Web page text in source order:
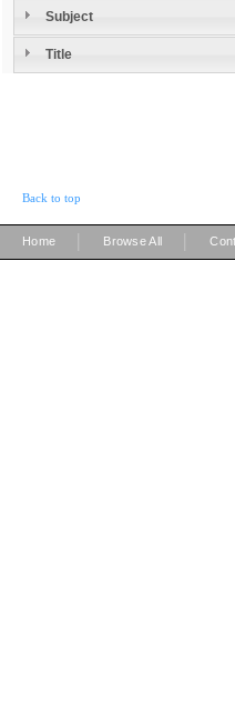
Subject
Title
Back to top
Home Browse All